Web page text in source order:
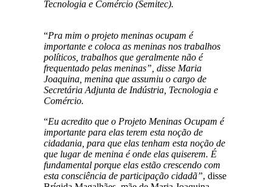
Tecnologia e Comércio (Semitec).
“Pra mim o projeto meninas ocupam é
importante e coloca as meninas nos trabalhos
políticos, trabalhos que geralmente não é
frequentado pelas meninas”, disse Maria
Joaquina, menina que assumiu o cargo de
Secretária Adjunta de Indústria, Tecnologia e
Comércio.
“Eu acredito que o Projeto Meninas Ocupam é
importante para elas terem esta noção de
cidadania, para que elas tenham esta noção de
que lugar de menina é onde elas quiserem. É
fundamental porque elas estão crescendo com
esta consciência de participação cidadã”, disse